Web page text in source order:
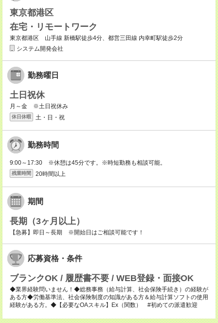
東京都港区
在宅・リモートワーク
東京都港区 山手線 新橋駅徒歩4分、都営三田線 内幸町駅徒歩2分
システム開発会社
勤務曜日
土日祝休
月～金 ※土日祝休み
休日休暇 土・日・祝
勤務時間
9:00～17:30 ※休憩は45分です。※時短勤務も相談可能。
残業時間 20時間以上
期間
長期（3ヶ月以上）
【急募】即日～長期 ※開始日はご相談可能です！
応募資格・条件
ブランクOK / 履歴書不要 / WEB登録・面接OK
◆業界経験問いません！◆総務事務（給与計算、社会保険手続き）の経験が
ある方◆労働基準法、社会保険制度の知識がある方＆給与計算ソフトの使用
経験がある方。◆【必要なOAスキル】Ex（関数） #初めての派遣歓迎